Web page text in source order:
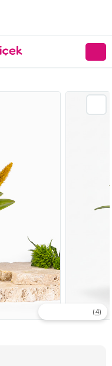
(4)